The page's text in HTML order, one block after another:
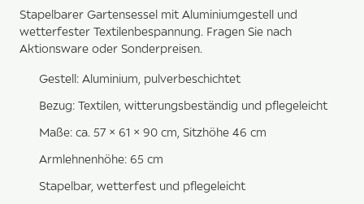
Stapelbarer Gartensessel mit Aluminiumgestell und
wetterfester Textilenbespannung. Fragen Sie nach
Aktionsware oder Sonderpreisen.
Gestell: Aluminium, pulverbeschichtet
Bezug: Textilen, witterungsbeständig und pflegeleicht
Maße: ca. 57 × 61 × 90 cm, Sitzhöhe 46 cm
Armlehnenhöhe: 65 cm
Stapelbar, wetterfest und pflegeleicht